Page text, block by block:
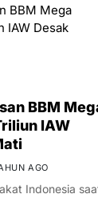
BBM
IAW
AGO
Indonesia